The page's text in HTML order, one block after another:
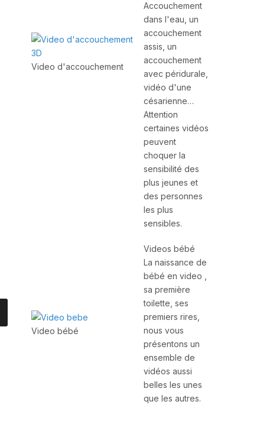
Video d'accouchement
Accouchement
dans l'eau, un
accouchement
assis, un
accouchement
avec péridurale,
vidéo d'une
césarienne…
Attention
certaines vidéos
peuvent
choquer la
sensibilité des
plus jeunes et
des personnes
les plus
sensibles.
Video bébé
Videos bébé
La naissance de
bébé en video ,
sa première
toilette, ses
premiers rires,
nous vous
présentons un
ensemble de
vidéos aussi
belles les unes
que les autres.